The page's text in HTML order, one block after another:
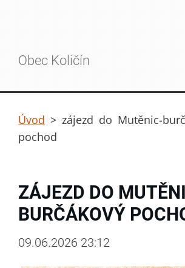
Obec Količín
Úvod > zájezd do Mutěnic-
pochod
ZÁJEZD DO
BURČÁKOVÝ
09.06.2026 23:12